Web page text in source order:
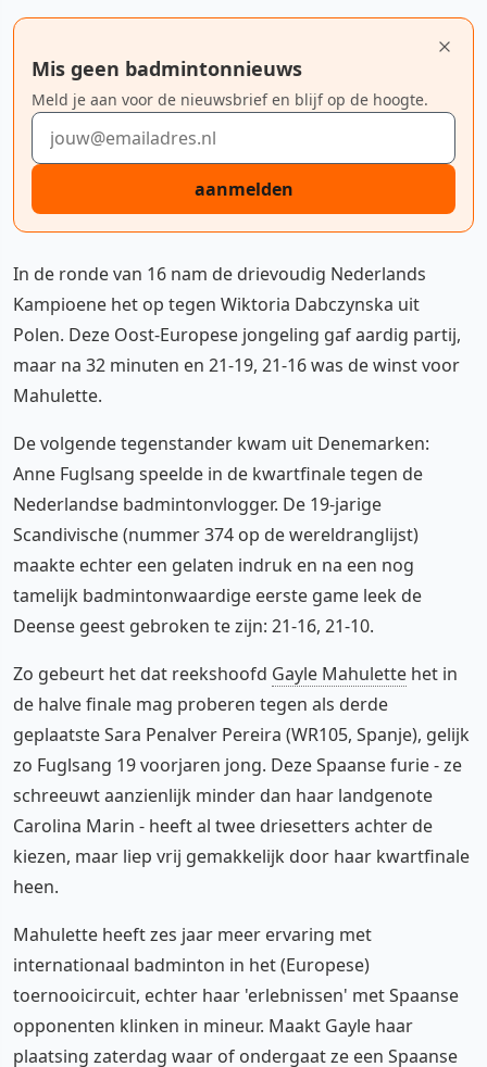
Mis geen badmintonnieuws
Meld je aan voor de nieuwsbrief en blijf op de hoogte.
E-mailadres
aanmelden
In de ronde van 16 nam de drievoudig Nederlands
Kampioene het op tegen Wiktoria Dabczynska uit
Polen. Deze Oost-Europese jongeling gaf aardig partij,
maar na 32 minuten en 21-19, 21-16 was de winst voor
Mahulette.
De volgende tegenstander kwam uit Denemarken:
Anne Fuglsang speelde in de kwartfinale tegen de
Nederlandse badmintonvlogger. De 19-jarige
Scandivische (nummer 374 op de wereldranglijst)
maakte echter een gelaten indruk en na een nog
tamelijk badmintonwaardige eerste game leek de
Deense geest gebroken te zijn: 21-16, 21-10.
Zo gebeurt het dat reekshoofd Gayle Mahulette het in
de halve finale mag proberen tegen als derde
geplaatste Sara Penalver Pereira (WR105, Spanje), gelijk
zo Fuglsang 19 voorjaren jong. Deze Spaanse furie - ze
schreeuwt aanzienlijk minder dan haar landgenote
Carolina Marin - heeft al twee driesetters achter de
kiezen, maar liep vrij gemakkelijk door haar kwartfinale
heen.
Mahulette heeft zes jaar meer ervaring met
internationaal badminton in het (Europese)
toernooicircuit, echter haar 'erlebnissen' met Spaanse
opponenten klinken in mineur. Maakt Gayle haar
plaatsing zaterdag waar of ondergaat ze een Spaanse